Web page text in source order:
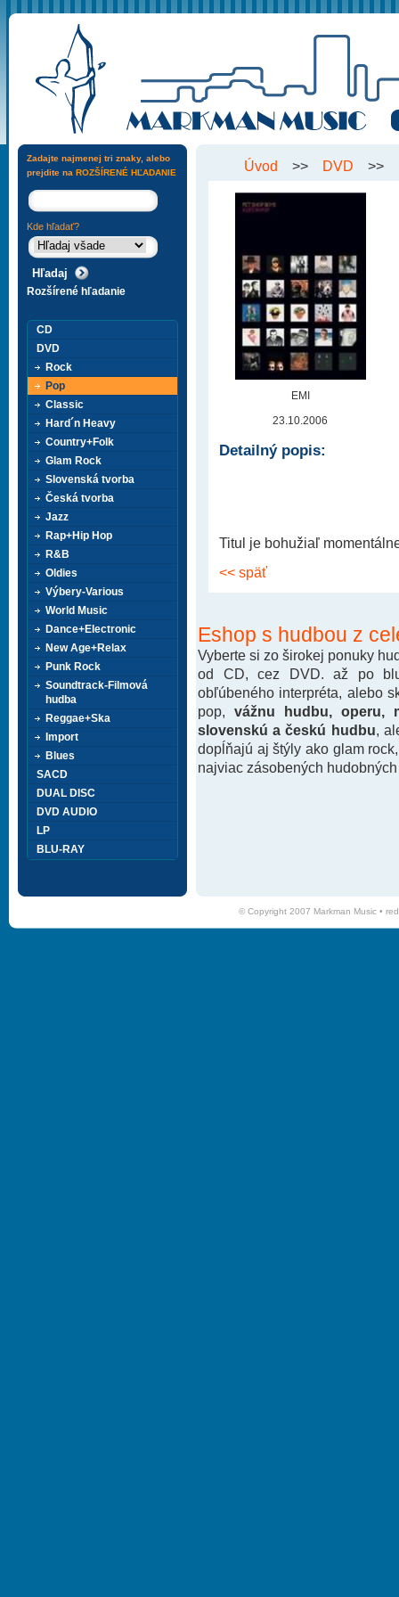
Úvod >> DVD >>
EMI
23.10.2006
Detailný popis:
Titul je bohužiaľ
<< späť
Eshop s hudbou z
Vyberte si zo širokej ponuky
od CD, cez DVD. až po
obľúbeného interpréta, alebo
pop, vážnu hudbu, operu,
slovenskú a českú hudbu ,
dopĺňajú aj štýly ako glam
najviac zásobených
Zadajte najmenej tri znaky, alebo
prejdite na ROZŠÍRENÉ HĽADANIE
Kde hľadať?
Rozšírené hľadanie
CD
DVD
Rock
Pop
Classic
Hard´n Heavy
Country+Folk
Glam Rock
Slovenská tvorba
Česká tvorba
Jazz
Rap+Hip Hop
R&B
Oldies
Výbery-Various
World Music
Dance+Electronic
New Age+Relax
Punk Rock
Soundtrack-Filmová
hudba
Reggae+Ska
Import
Blues
SACD
DUAL DISC
DVD AUDIO
LP
BLU-RAY
© Copyright 2007 Markman Music •